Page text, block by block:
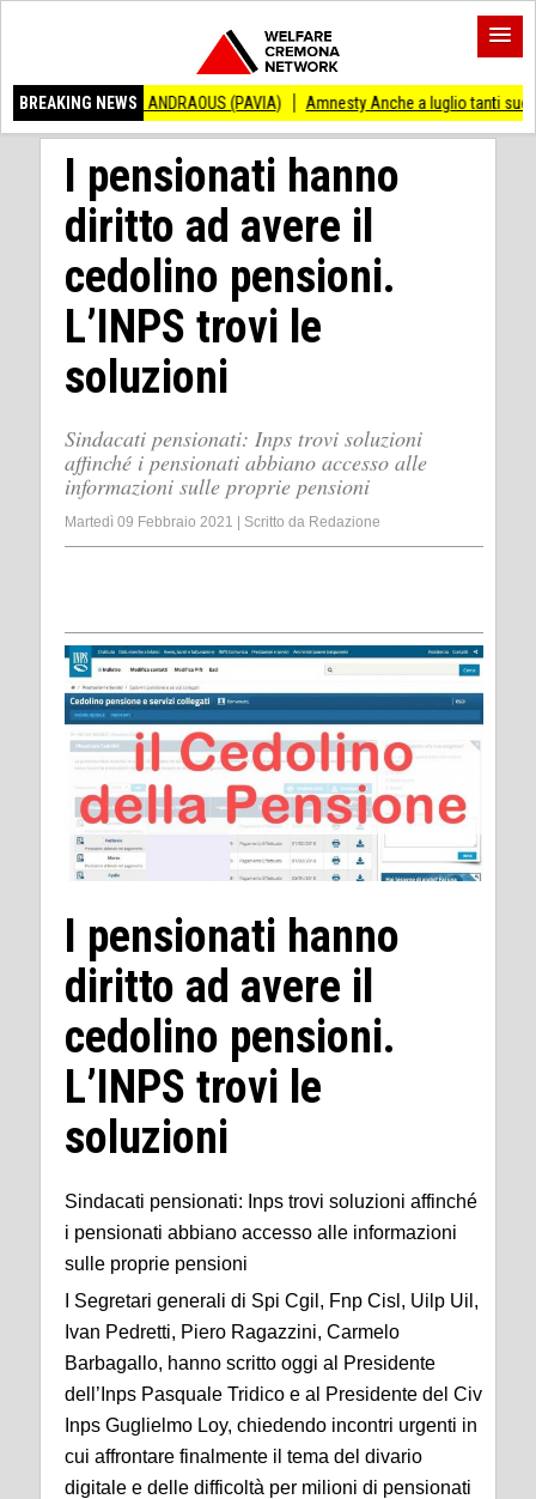
BREAKING NEWS
ANDRAOUS (PAVIA) Amnesty Anche a luglio tanti successi ed
I pensionati hanno
diritto ad avere il
cedolino pensioni.
L’INPS trovi le
soluzioni
Sindacati pensionati: Inps trovi soluzioni
affinché i pensionati abbiano accesso alle
informazioni sulle proprie pensioni
Martedì 09 Febbraio 2021 Scritto da Redazione
I pensionati hanno
diritto ad avere il
cedolino pensioni.
L’INPS trovi le
soluzioni
Sindacati pensionati: Inps trovi soluzioni affinché
i pensionati abbiano accesso alle informazioni
sulle proprie pensioni
I Segretari generali di Spi Cgil, Fnp Cisl, Uilp Uil,
Ivan Pedretti, Piero Ragazzini, Carmelo
Barbagallo, hanno scritto oggi al Presidente
dell’Inps Pasquale Tridico e al Presidente del Civ
Inps Guglielmo Loy, chiedendo incontri urgenti in
cui affrontare finalmente il tema del divario
digitale e delle difficoltà per milioni di pensionati